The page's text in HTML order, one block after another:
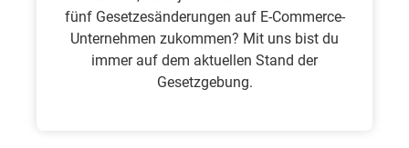
fünf Gesetzesänderungen auf E-Commerce-
Unternehmen zukommen? Mit uns bist du
immer auf dem aktuellen Stand der
Gesetzgebung.